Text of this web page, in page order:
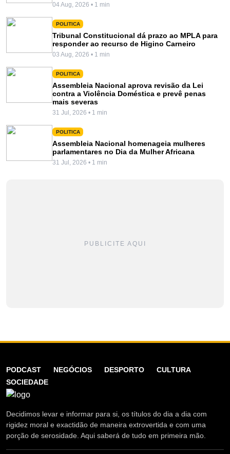
04 Aug, 2026 • 1 min
POLITICA
Tribunal Constitucional dá prazo ao MPLA para
responder ao recurso de Higino Carneiro
03 Aug, 2026 • 1 min
POLITICA
Assembleia Nacional aprova revisão da Lei
contra a Violência Doméstica e prevê penas
mais severas
31 Jul, 2026 • 1 min
POLITICA
Assembleia Nacional homenageia mulheres
parlamentares no Dia da Mulher Africana
31 Jul, 2026 • 1 min
PUBLICITE AQUI
PODCAST NEGÓCIOS DESPORTO
CULTURA
SOCIEDADE
Decidimos levar e informar para si, os títulos do dia a dia com
rigidez moral e exactidão de maneira extrovertida e com uma
porção de serosidade. Aqui saberá de tudo em primeira mão.